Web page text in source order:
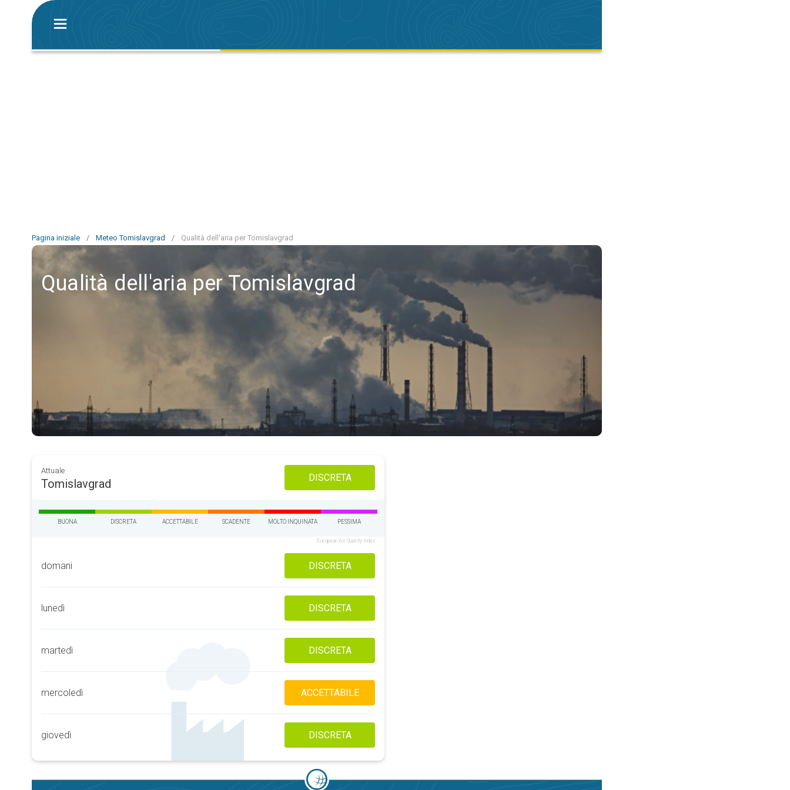
Pagina iniziale / Meteo Tomislavgrad / Qualità dell'aria per Tomislavgrad
Qualità dell'aria per Tomislavgrad
Attuale
Tomislavgrad DISCRETA
BUONA DISCRETA ACCETTABILE SCADENTE MOLTO INQUINATA PESSIMA
European Air Quality Index
domani DISCRETA
lunedì DISCRETA
martedì DISCRETA
mercoledì ACCETTABILE
giovedì DISCRETA